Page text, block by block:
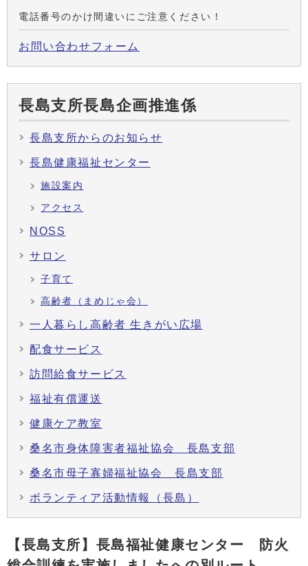
電話番号のかけ間違いにご注意ください！
お問い合わせフォーム
長島支所長島企画推進係
長島支所からのお知らせ
長島健康福祉センター
施設案内
アクセス
NOSS
サロン
子育て
高齢者（まめじゃ会）
一人暮らし高齢者 生きがい広場
配食サービス
訪問給食サービス
福祉有償運送
健康ケア教室
桑名市身体障害者福祉協会 長島支部
桑名市母子寡婦福祉協会 長島支部
ボランティア活動情報（長島）
【長島支所】長島福祉健康センター 防火